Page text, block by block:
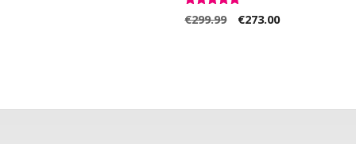
Gewaardeerd
5.00
€299.99 €273.00